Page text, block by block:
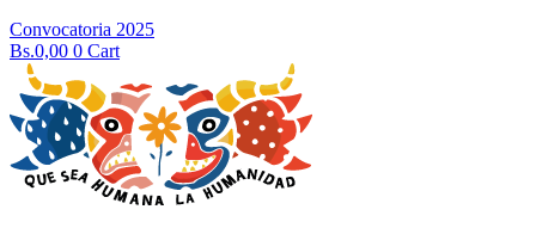
Convocatoria 2025
Bs.0,00 0 Cart